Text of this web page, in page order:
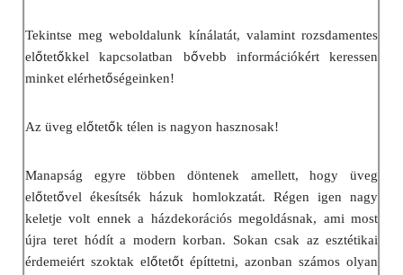
Tekintse meg weboldalunk kínálatát, valamint rozsdamentes
előtetőkkel kapcsolatban bővebb információkért keressen
minket elérhetőségeinken!
Az üveg előtetők télen is nagyon hasznosak!
Manapság egyre többen döntenek amellett, hogy üveg
előtetővel ékesítsék házuk homlokzatát. Régen igen nagy
keletje volt ennek a házdekorációs megoldásnak, ami most
újra teret hódít a modern korban. Sokan csak az esztétikai
érdemeiért szoktak előtetőt építtetni, azonban számos olyan